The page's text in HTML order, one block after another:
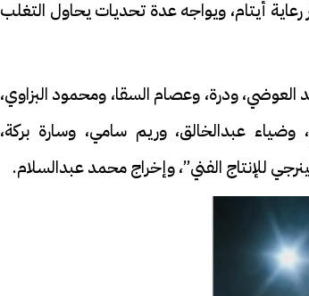
أيتام، ويواجه عدة تحديات يحاول التغلب
ودرة، وعصام السقا، ومحمود البزاوي،
عبدالخالق، وريم سامي، وسارة بركة،
للإنتاج الفني”، وإخراج محمد عبدالسلام.